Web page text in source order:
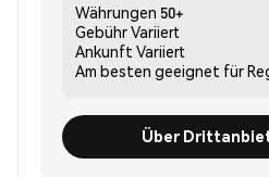
Währungen 50+
GebührVariiert
Ankunft Variiert
Am besten geeignet für
Über